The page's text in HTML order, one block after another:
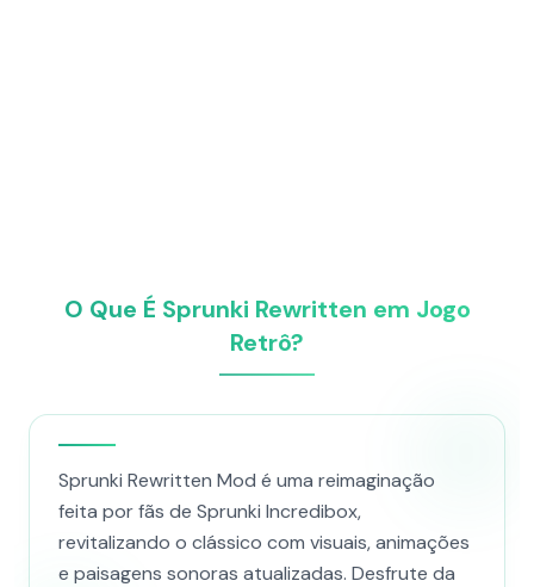
O Que É Sprunki Rewritten em Jogo
Retrô?
Sprunki Rewritten Mod é uma reimaginação
feita por fãs de Sprunki Incredibox,
revitalizando o clássico com visuais, animações
e paisagens sonoras atualizadas. Desfrute da